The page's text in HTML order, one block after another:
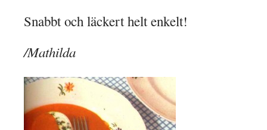
Snabbt och läckert helt enkelt!
/Mathilda